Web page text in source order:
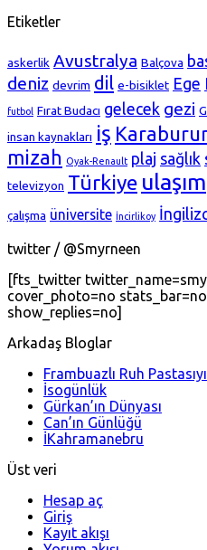
Etiketler
askerlik Avustralya Balçova
deniz devrim dil e-bisiklet Ege
futbol Fırat Budacı gelecek gezi
insan kaynakları iş
mizah Oyak-Renault plaj sağlık
televizyon Türkiye ulaşım
çalışma üniversite İncirlikoy
twitter / @Smyrneen
[fts_twitter
cover_photo=no
show_replies=no]
Arkadaş Bloglar
Frambuazlı Ruh
İsogünlük
Gürkan’ın Dünyası
Can’ın Günlüğü
İKahramanebru
Üst veri
Hesap aç
Giriş
Kayıt akışı